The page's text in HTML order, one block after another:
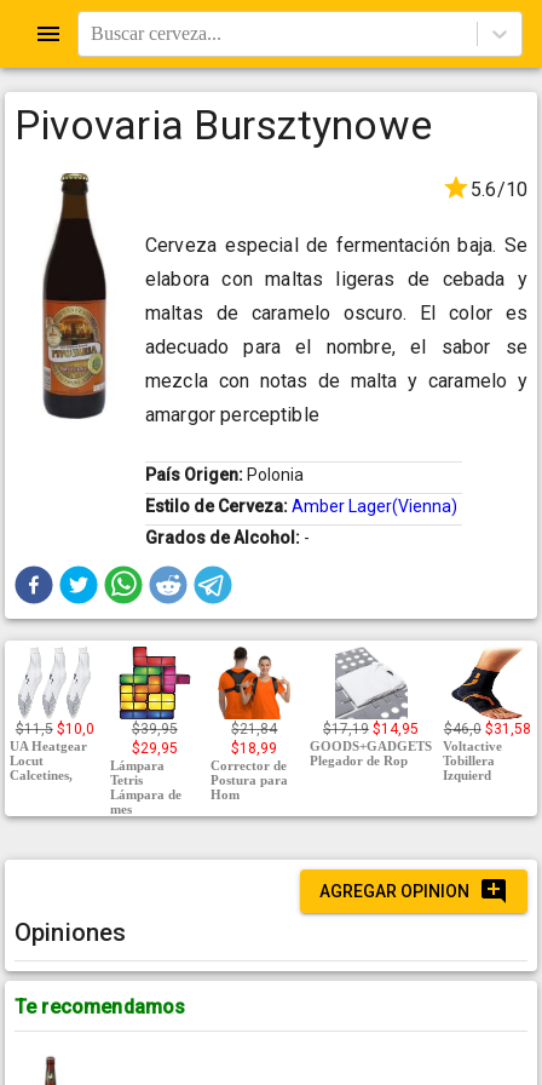
Buscar cerveza...
Pivovaria Bursztynowe
5.6/10
Cerveza especial de fermentación baja. Se
elabora con maltas ligeras de cebada y
maltas de caramelo oscuro. El color es
adecuado para el nombre, el sabor se
mezcla con notas de malta y caramelo y
amargor perceptible
País Origen: Polonia
Estilo de Cerveza:Amber Lager(Vienna)
Grados de Alcohol: -
$11,5 $10,0
UA Heatgear
Locut
Calcetines,
$39,95
$29,95
Lámpara
Tetris
Lámpara de
mes
$21,84
$18,99
Corrector de
Postura para
Hom
$17,19 $14,95
GOODS+GADGETS
Plegador de Rop
$46,0 $31,58
Voltactive
Tobillera
Izquierd
AGREGAR OPINION
Opiniones
Te recomendamos